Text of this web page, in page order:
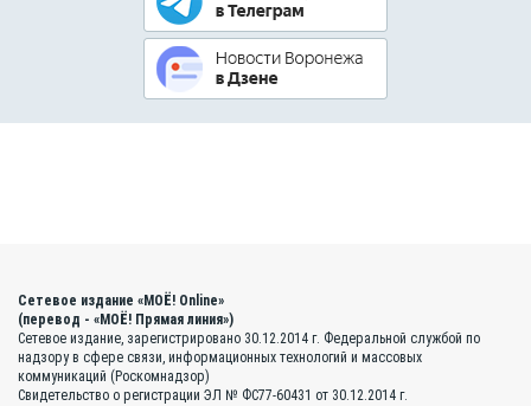
Сетевое издание «МОЁ! Online»
(перевод - «МОЁ! Прямая линия»)
Сетевое издание, зарегистрировано 30.12.2014 г. Федеральной службой по
надзору в сфере связи, информационных технологий и массовых
коммуникаций (Роскомнадзор)
Свидетельство о регистрации ЭЛ № ФС77-60431 от 30.12.2014 г.